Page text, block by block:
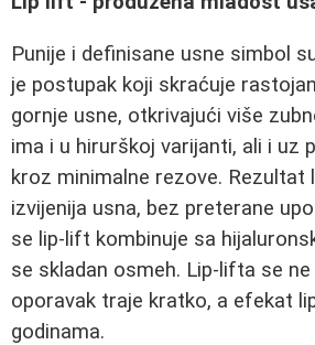
Punije i definisane usne simbol
je postupak koji skraćuje
gornje usne, otkrivajući više
ima i u hirurškoj varijanti, ali i uz
kroz minimalne rezove.
izvijenija usna, bez preterane
se lip-lift kombinuje sa
se skladan osmeh. Lip-lifta se
oporavak traje kratko, a efekat
godinama.